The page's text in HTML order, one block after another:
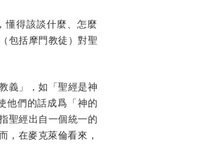
懂得該談什麼、怎麼
包括摩門教徒）對聖
義」，如「聖經是神
他們的話成爲「神的
聖經出自一個統一的
，在麥克萊倫看來，